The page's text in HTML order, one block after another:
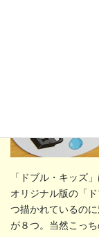
「ドブル・キッズ
オリジナル版の「
つ描かれているの
が８つ。当然こっ